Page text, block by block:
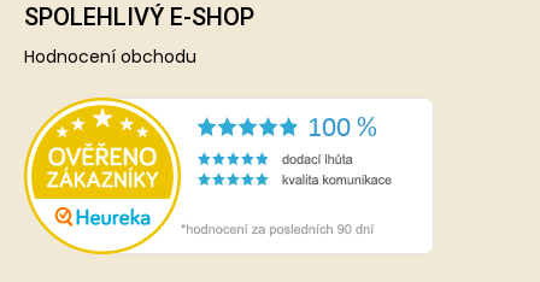
SPOLEHLIVÝ E-SHOP
Hodnocení obchodu